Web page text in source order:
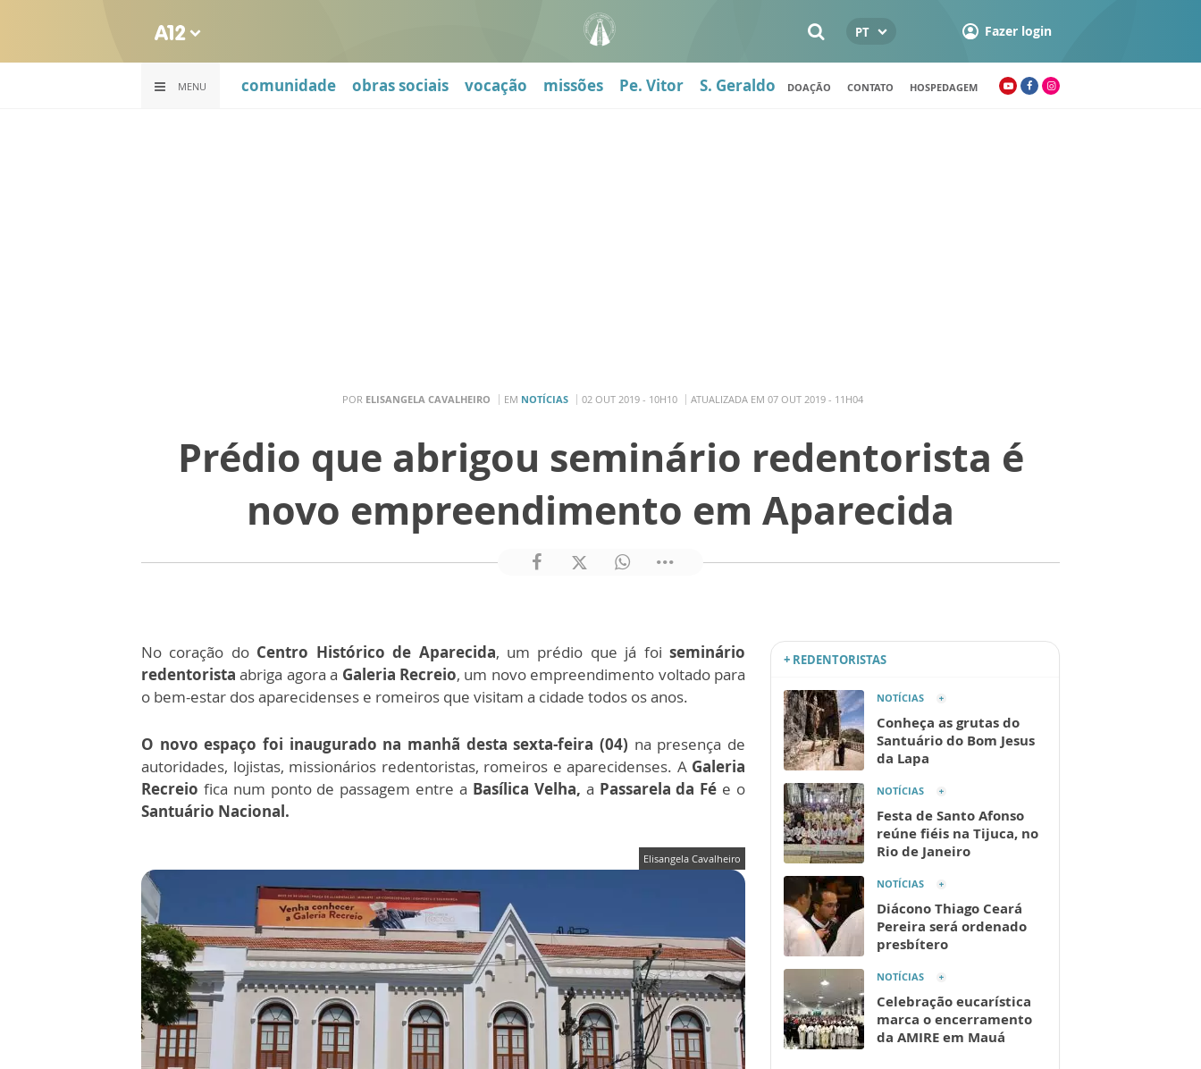
PT Fazer login
MENU comunidade obras sociais vocação missões Pe. Vitor S. Geraldo DOAÇÃO CONTATO HOSPEDAGEM
POR ELISANGELA CAVALHEIRO EM NOTÍCIAS 02 OUT 2019 - 10H10 ATUALIZADA EM 07 OUT 2019 - 11H04
Prédio que abrigou seminário redentorista é
novo empreendimento em Aparecida
No coração do Centro Histórico de Aparecida, um prédio que já foi seminário
redentorista abriga agora a Galeria Recreio, um novo empreendimento voltado para
o bem-estar dos aparecidenses e romeiros que visitam a cidade todos os anos.
O novo espaço foi inaugurado na manhã desta sexta-feira (04) na presença de
autoridades, lojistas, missionários redentoristas, romeiros e aparecidenses. A Galeria
Recreio fica num ponto de passagem entre a Basílica Velha, a Passarela da Fé e o
Santuário Nacional.
Elisangela Cavalheiro
+ REDENTORISTAS
NOTÍCIAS
Conheça as grutas do
Santuário do Bom Jesus
da Lapa
NOTÍCIAS
Festa de Santo Afonso
reúne fiéis na Tijuca, no
Rio de Janeiro
NOTÍCIAS
Diácono Thiago Ceará
Pereira será ordenado
presbítero
NOTÍCIAS
Celebração eucarística
marca o encerramento
da AMIRE em Mauá